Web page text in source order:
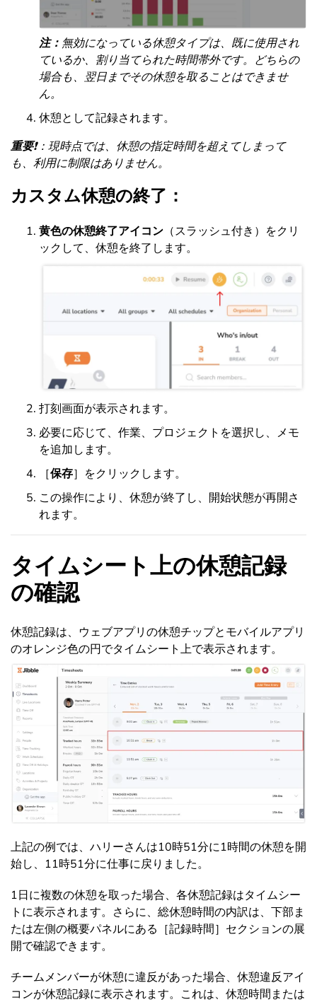
注： 無効になっている休憩タイプは、既に使用され
ているか、割り当てられた時間帯外です。どちらの
場合も、翌日までその休憩を取ることはできませ
ん。
休憩として記録されます。
重要❗：現時点では、休憩の指定時間を超えてしまって
も、利用に制限はありません。
カスタム休憩の終了：
黄色の休憩終了アイコン （スラッシュ付き）をクリ
ックして、休憩を終了します。
打刻画面が表示されます。
必要に応じて、作業、プロジェクトを選択し、メモ
を追加します。
［保存］をクリックします。
この操作により、休憩が終了し、開始状態が再開さ
れます。
タイムシート上の休憩記録
の確認
休憩記録は、ウェブアプリの休憩チップとモバイルアプリ
のオレンジ色の円でタイムシート上で表示されます。
上記の例では、ハリーさんは10時51分に1時間の休憩を開
始し、11時51分に仕事に戻りました。
1日に複数の休憩を取った場合、各休憩記録はタイムシー
トに表示されます。さらに、総休憩時間の内訳は、下部ま
たは左側の概要パネルにある［記録時間］セクションの展
開で確認できます。
チームメンバーが休憩に違反があった場合、休憩違反アイ
コンが休憩記録に表示されます。これは、休憩時間または